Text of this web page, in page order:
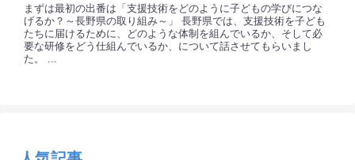
まずは最初の出番は「支援技術をどのように子どもの学びにつな
げるか？～長野県の取り組み～」 長野県では、支援技術を子ども
たちに届けるために、どのような体制を組んでいるか、そして必
要な研修をどう仕組んでいるか、について話させてもらいまし
た。 ...